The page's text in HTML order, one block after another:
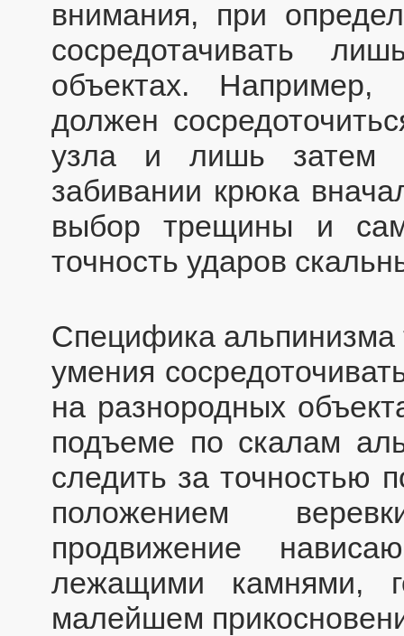
внимания, при
сосредотачивать
объектах. Например,
должен
узла и лишь затем
забивании крюка
выбор трещины и
точность ударов
Специфика альпинизма
умения
на разнородных
подъеме по скалам
следить за точностью
положением
продвижение
лежащими камнями,
малейшем